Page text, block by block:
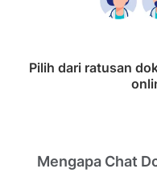
Pilih dari ratusan
Mengapa Chat